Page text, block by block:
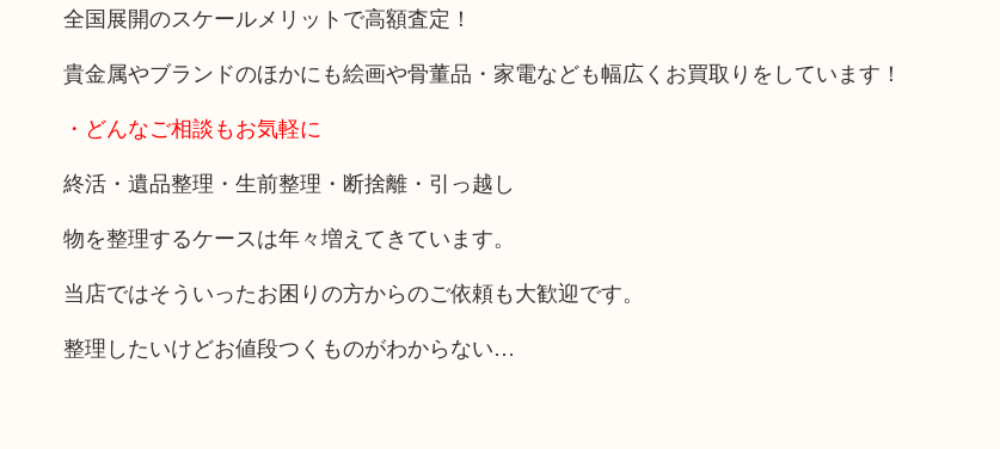
全国展開のスケールメリットで高額査定！
貴金属やブランドのほかにも絵画や骨董品・家電なども幅広くお買取りをしています！
・どんなご相談もお気軽に
終活・遺品整理・生前整理・断捨離・引っ越し
物を整理するケースは年々増えてきています。
当店ではそういったお困りの方からのご依頼も大歓迎です。
整理したいけどお値段つくものがわからない…